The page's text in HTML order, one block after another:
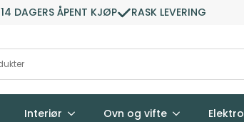
14 DAGERS ÅPENT KJØP RASK LEVERING
Interiør Ovn og vifte Elektro